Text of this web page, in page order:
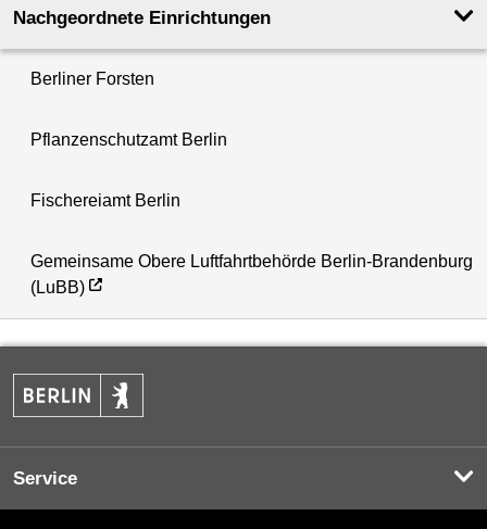
Nachgeordnete Einrichtungen
Berliner Forsten
Pflanzenschutzamt Berlin
Fischereiamt Berlin
Gemeinsame Obere Luftfahrtbehörde Berlin-Brandenburg
(LuBB)
Service